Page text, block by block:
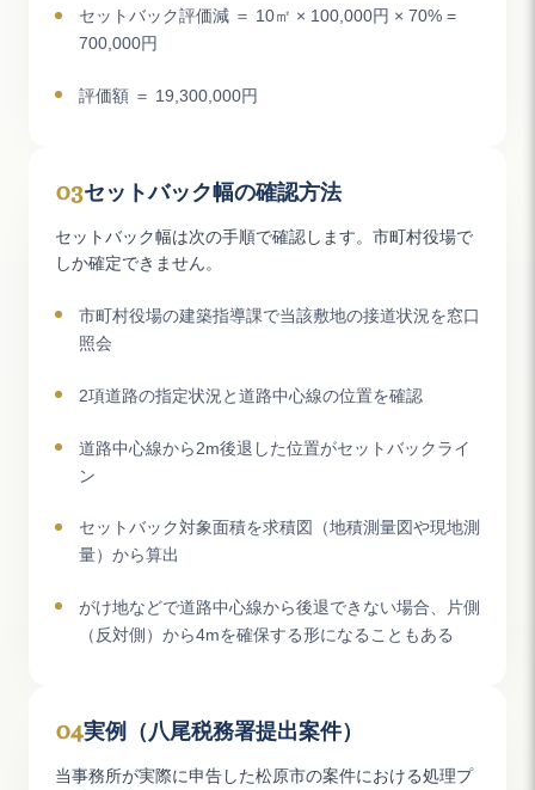
セットバック評価減 ＝ 10㎡ × 100,000円 × 70% =
700,000円
評価額 ＝ 19,300,000円
03セットバック幅の確認方法
セットバック幅は次の手順で確認します。市町村役場で
しか確定できません。
市町村役場の建築指導課で当該敷地の接道状況を窓口
照会
2項道路の指定状況と道路中心線の位置を確認
道路中心線から2m後退した位置がセットバックライ
ン
セットバック対象面積を求積図（地積測量図や現地測
量）から算出
がけ地などで道路中心線から後退できない場合、片側
（反対側）から4mを確保する形になることもある
04実例（八尾税務署提出案件）
当事務所が実際に申告した松原市の案件における処理プ